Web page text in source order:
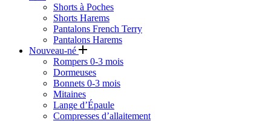
Shorts à Poches
Shorts Harems
Pantalons French Terry
Pantalons Harems
Nouveau-né
Rompers 0-3 mois
Dormeuses
Bonnets 0-3 mois
Mitaines
Lange d’Épaule
Compresses d’allaitement